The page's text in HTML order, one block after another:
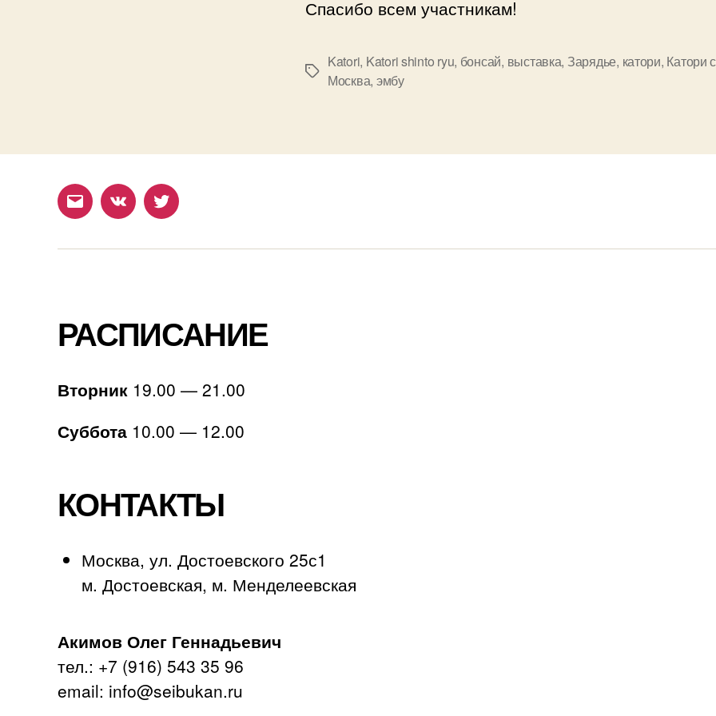
Спасибо всем участникам!
Метки
Katori, Katori shinto ryu, бонсай, выставка, Зарядье, катори, Катори
Москва, эмбу
Email ВКонтакте
Twitter
РАСПИСАНИЕ
Вторник 19.00 — 21.00
Суббота 10.00 — 12.00
КОНТАКТЫ
Москва, ул. Достоевского 25с1
м. Достоевская, м. Менделеевская
Акимов Олег Геннадьевич
тел.: +7 (916) 543 35 96
email: info@seibukan.ru